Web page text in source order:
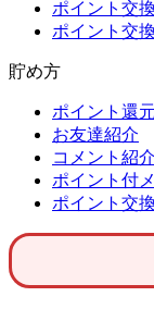
ポイント交
ポイント交
貯め方
ポイント還
お友達紹介
コメント紹介
ポイント付
ポイント交